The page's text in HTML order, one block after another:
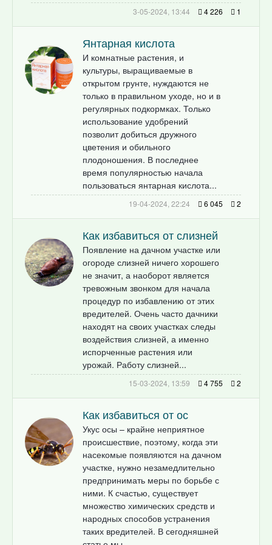
3-05-2024, 13:44 4 226 1
Янтарная кислота
И комнатные растения, и
культуры, выращиваемые в
открытом грунте, нуждаются не
только в правильном уходе, но и в
регулярных подкормках. Только
использование удобрений
позволит добиться дружного
цветения и обильного
плодоношения. В последнее
время популярностью начала
пользоваться янтарная кислота...
19-04-2024, 22:24 6 045 2
Как избавиться от слизней
Появление на дачном участке или
огороде слизней ничего хорошего
не значит, а наоборот является
тревожным звонком для начала
процедур по избавлению от этих
вредителей. Очень часто дачники
находят на своих участках следы
воздействия слизней, а именно
испорченные растения или
урожай. Работу слизней...
15-03-2024, 13:59 4 755 2
Как избавиться от ос
Укус осы – крайне неприятное
происшествие, поэтому, когда эти
насекомые появляются на дачном
участке, нужно незамедлительно
предпринимать меры по борьбе с
ними. К счастью, существует
множество химических средств и
народных способов устранения
таких вредителей. В сегодняшней